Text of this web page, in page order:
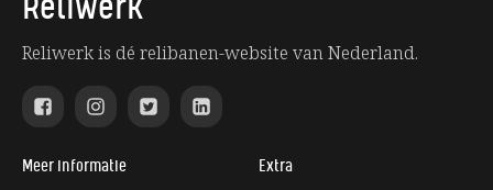
Reliwerk
Reliwerk is dé relibanen-website van Nederland.
Meer informatie Extra